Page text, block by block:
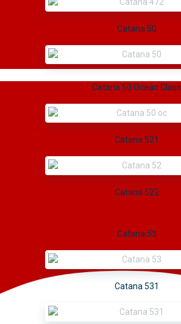
Catana 50
Catana 50 Ocean Class
Catana 521
Catana 522
Catana 53
Catana 531